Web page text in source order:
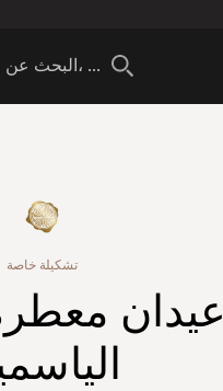
تشكيلة خاصة
عيدان